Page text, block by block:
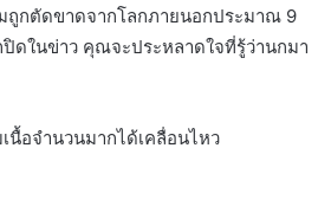
มถูกตัดขาดจากโลกภายนอกประมาณ 9
ดในข่าว คุณจะประหลาดใจที่รู้ว่านกมา
นื้อจำนวนมากได้เคลื่อนไหว